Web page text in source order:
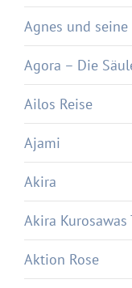
Agnes und
Agora – Die
Ailos Reise
Ajami
Akira
Akira Kurosawas
Aktion Rose